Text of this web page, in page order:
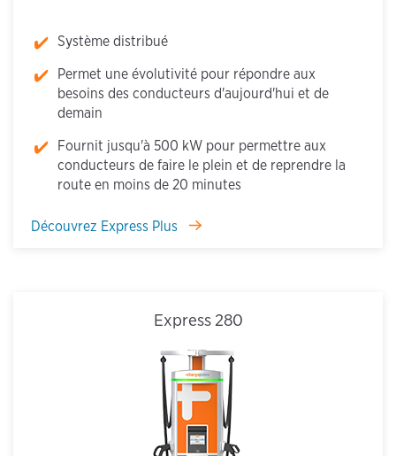
Système distribué
Permet une évolutivité pour répondre aux
besoins des conducteurs d'aujourd'hui et de
demain
Fournit jusqu'à 500 kW pour permettre aux
conducteurs de faire le plein et de reprendre la
route en moins de 20 minutes
Découvrez Express Plus
Express 280